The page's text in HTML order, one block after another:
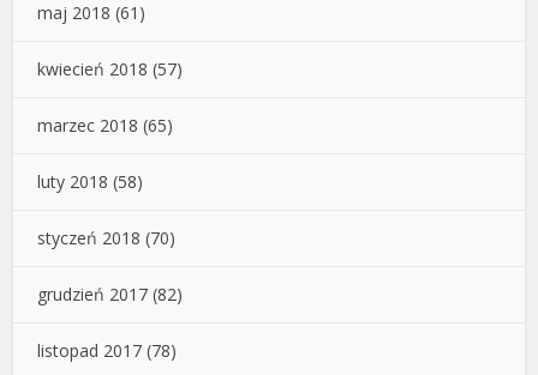
maj 2018 (61)
kwiecień 2018 (57)
marzec 2018 (65)
luty 2018 (58)
styczeń 2018 (70)
grudzień 2017 (82)
listopad 2017 (78)